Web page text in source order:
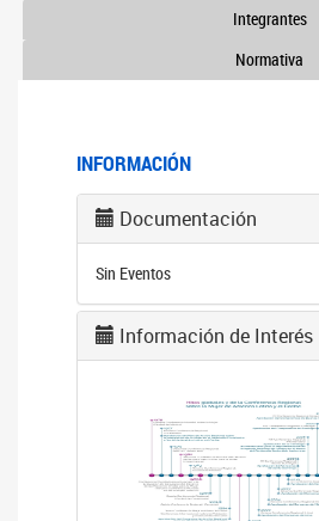
Integrantes
Normativa
INFORMACIÓN
Documentación
Sin Eventos
Información de Interés